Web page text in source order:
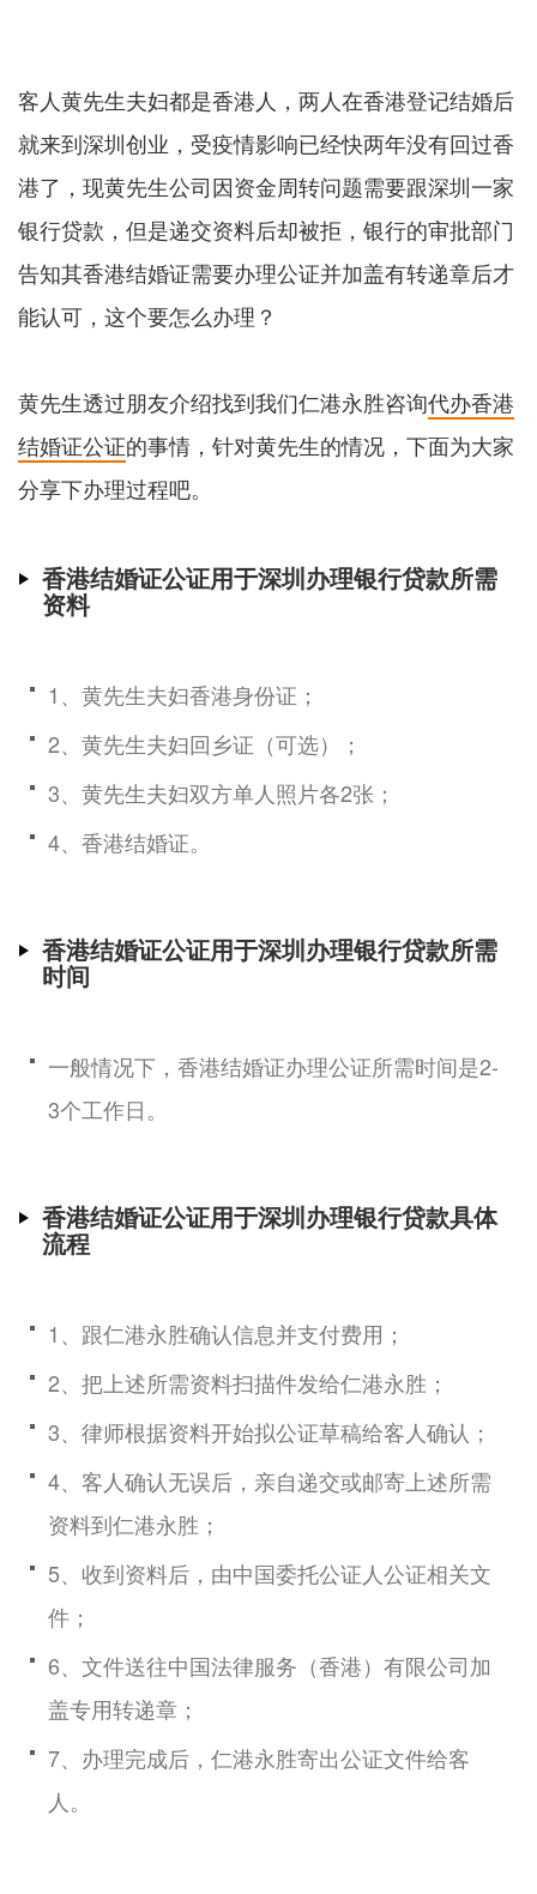
客人黄先生夫妇都是香港人，两人在香港登记结婚后
就来到深圳创业，受疫情影响已经快两年没有回过香
港了，现黄先生公司因资金周转问题需要跟深圳一家
银行贷款，但是递交资料后却被拒，银行的审批部门
告知其香港结婚证需要办理公证并加盖有转递章后才
能认可，这个要怎么办理？
黄先生透过朋友介绍找到我们仁港永胜咨询代办香港
结婚证公证的事情，针对黄先生的情况，下面为大家
分享下办理过程吧。
香港结婚证公证用于深圳办理银行贷款所需
资料
1、黄先生夫妇香港身份证；
2、黄先生夫妇回乡证（可选）；
3、黄先生夫妇双方单人照片各2张；
4、香港结婚证。
香港结婚证公证用于深圳办理银行贷款所需
时间
一般情况下，香港结婚证办理公证所需时间是2-
3个工作日。
香港结婚证公证用于深圳办理银行贷款具体
流程
1、跟仁港永胜确认信息并支付费用；
2、把上述所需资料扫描件发给仁港永胜；
3、律师根据资料开始拟公证草稿给客人确认；
4、客人确认无误后，亲自递交或邮寄上述所需
资料到仁港永胜；
5、收到资料后，由中国委托公证人公证相关文
件；
6、文件送往中国法律服务（香港）有限公司加
盖专用转递章；
7、办理完成后，仁港永胜寄出公证文件给客
人。